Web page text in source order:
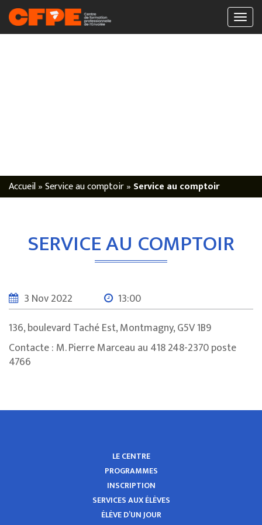
Accueil»Service au comptoir» Service au comptoir
SERVICE AU COMPTOIR
3 Nov 2022
13:00
136, boulevard Taché Est, Montmagny, G5V 1B9
Contacte : M. Pierre Marceau au 418 248-2370 poste
4766
LE CENTRE
PROGRAMMES
INSCRIPTION
SERVICES AUX ÉLÈVES
ÉLÈVE D’UN JOUR